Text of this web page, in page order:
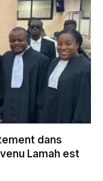
dans
Lamah est